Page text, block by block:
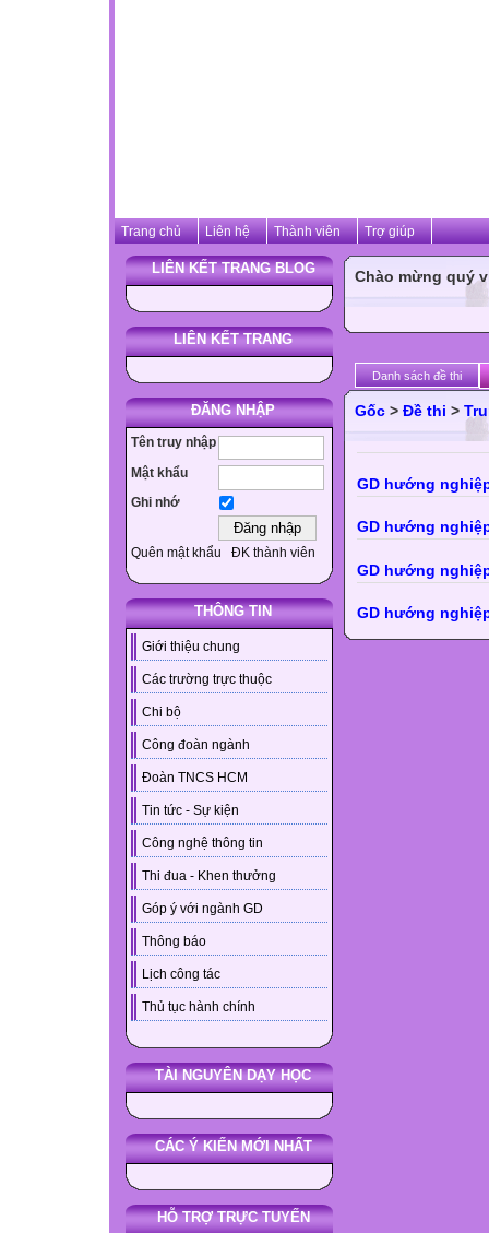
Trang chủ Liên hệ Thành viên Trợ giúp
LIÊN KẾT TRANG BLOG
LIÊN KẾT TRANG
ĐĂNG NHẬP
Tên truy nhập
Mật khẩu
Ghi nhớ
Quên mật khẩu ĐK thành viên
THÔNG TIN
Giới thiệu chung
Các trường trực thuộc
Chi bộ
Công đoàn ngành
Đoàn TNCS HCM
Tin tức - Sự kiện
Công nghệ thông tin
Thi đua - Khen thưởng
Góp ý với ngành GD
Thông báo
Lịch công tác
Thủ tục hành chính
TÀI NGUYÊN DẠY HỌC
CÁC Ý KIẾN MỚI NHẤT
HỖ TRỢ TRỰC TUYẾN
Chào mừng quý
Danh sách đề thi
Gốc > Đề thi >
GD hướng
GD hướng
GD hướng
GD hướng